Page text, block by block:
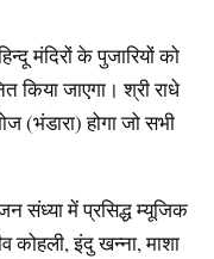
मंदिरों के पुजारियों को
किया जाएगा। श्री राधे
(भंडारा) होगा जो सभी
संध्या में प्रसिद्ध म्यूजिक
इंदु खन्ना, माशा